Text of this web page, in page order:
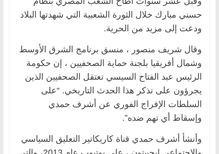
حسني مبارك خلال الثورة الشعبية التي شهدتها البلاد
ودعت إلى مزيد من الحرية.
وقال شريف منصور ، منسق برنامج الشرق الأوسط
وشمال أفريقيا بلجنة حماية الصحفيين ، إن حكومة
الرئيس عبد الفتاح السيسي تعتقل الصحفيين الذين
يجرؤون على تذكر هذا الحدث التاريخي. “على
السلطات الإفراج الفوري عن أشرف حمدي
وإسقاط أي تهم ضده”.
وأنشأ أشرف حمدي قناة كاريكاتير التعليق السياسي